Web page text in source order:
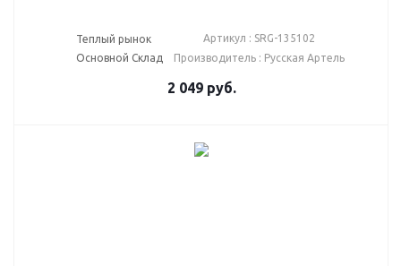
Теплый рынок
Основной Склад
Артикул : SRG-135102
Производитель : Русская Артель
2 049руб.